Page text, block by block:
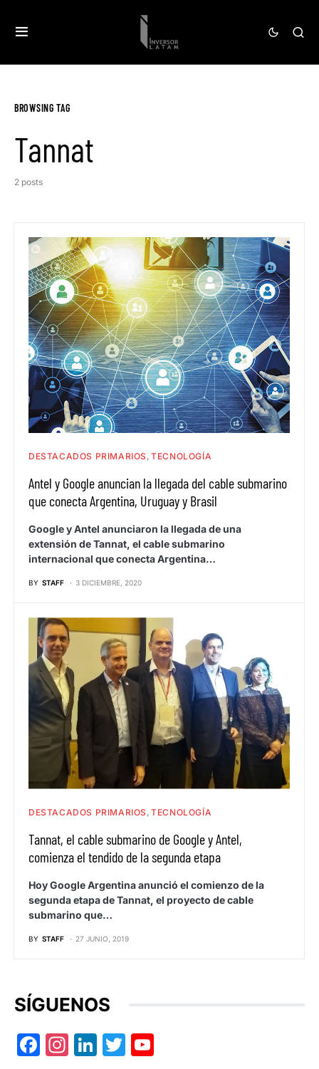
BROWSING TAG
Tannat
2 posts
DESTACADOS PRIMARIOS TECNOLOGÍA
Antel y Google anuncian la llegada del cable submarino
que conecta Argentina, Uruguay y Brasil
Google y Antel anunciaron la llegada de una
extensión de Tannat, el cable submarino
internacional que conecta Argentina…
BY STAFF 3 DICIEMBRE, 2020
DESTACADOS PRIMARIOS TECNOLOGÍA
Tannat, el cable submarino de Google y Antel,
comienza el tendido de la segunda etapa
Hoy Google Argentina anunció el comienzo de la
segunda etapa de Tannat, el proyecto de cable
submarino que…
BY STAFF 27 JUNIO, 2019
SÍGUENOS
Facebook
Instagram
LinkedIn
Twitter